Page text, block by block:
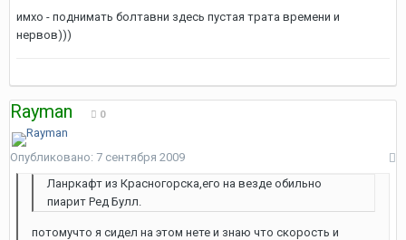
имхо - поднимать болтавни здесь пустая трата времени и
нервов)))
Rayman 0
Опубликовано: 7 сентября 2009
Ланркафт из Красногорска,его на везде обильно
пиарит Ред Булл.
потомучто я сидел на этом нете и знаю что скорость и